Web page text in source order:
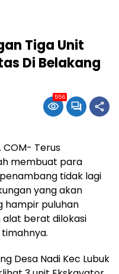
Tiga Unit
Di Belakang
556
COM- Terus
membuat para
tidak lagi
yang akan
hampir puluhan
berat dilokasi
Desa Nadi Kec Lubuk